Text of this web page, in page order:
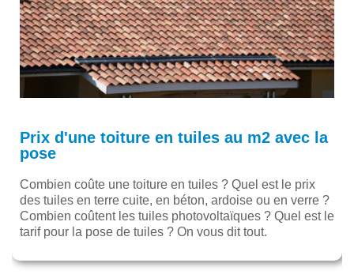
Prix d'une toiture en tuiles au m2 avec la
pose
Combien coûte une toiture en tuiles ? Quel est le prix
des tuiles en terre cuite, en béton, ardoise ou en verre ?
Combien coûtent les tuiles photovoltaïques ? Quel est le
tarif pour la pose de tuiles ? On vous dit tout.